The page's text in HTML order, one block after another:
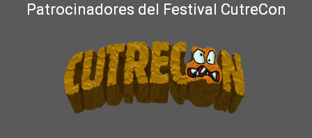
Patrocinadores del Festival CutreCon